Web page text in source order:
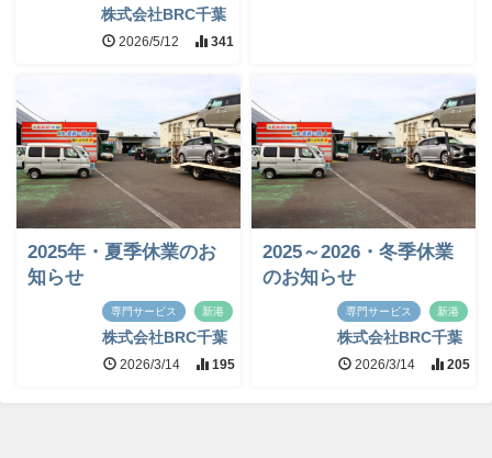
株式会社BRC千葉
2026/5/12 341
2025年・夏季休業のお
知らせ
専門サービス 新港
株式会社BRC千葉
2026/3/14 195
2025～2026・冬季休業
のお知らせ
専門サービス 新港
株式会社BRC千葉
2026/3/14 205